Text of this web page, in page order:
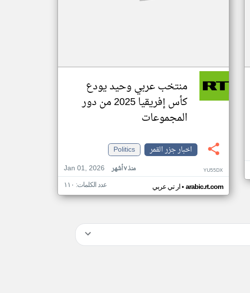
منتخب عربي وحيد يودع
كأس إفريقيا 2025 من دور
المجموعات
اخبار جزر القمر
Politics
Jan 01, 2026
منذ ٧ أشهر YU55DX
ار تي عربي• arabic.rt.com عدد الكلمات: ١١٠